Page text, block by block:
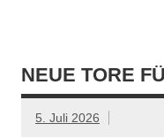
NEUE TORE
5. Juli 2026